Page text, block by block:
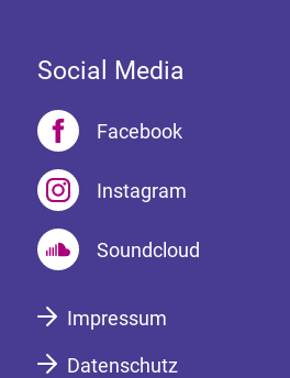
Social Media
Facebook
Instagram
Soundcloud
Impressum
Datenschutz